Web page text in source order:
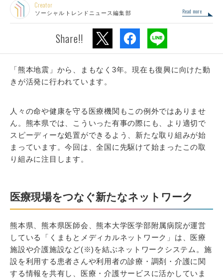
Creator
ソーシャルトレンドニュース編集部 Read more
Share!!
「熊本地震」から、まもなく3年。現在も復興に向けた動
きが活発に行われています。
人々の命や健康を守る医療機関もこの例外ではありませ
ん。熊本県では、こういった有事の際にも、より適切で
スピーディーな処置ができるよう、新たな取り組みが始
まっています。今回は、全国に先駆けて始まったこの取
り組みに注目します。
医療現場をつなぐ新たなネットワーク
熊本県、熊本県医師会、熊本大学医学部附属病院が運営
している「くまもとメディカルネットワーク」は、医療
施設や介護施設など(※)を結ぶネットワークシステム。施
設を利用する患者さんや利用者の診療・調剤・介護に関
する情報を共有し、医療・介護サービスに活かしていま